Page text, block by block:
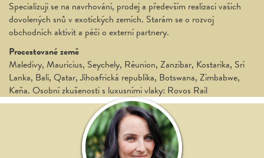
Specializuji se na navrhování, prodej a především realizaci vašich
dovolených snů v exotických zemích. Starám se o rozvoj
obchodních aktivit a péči o externí partnery.
Procestované země
Maledivy, Mauricius, Seychely, Réunion, Zanzibar, Kostarika, Srí
Lanka, Bali, Qatar, Jihoafrická republika, Botswana, Zimbabwe,
Keňa. Osobní zkušenosti s luxusními vlaky: Rovos Rail